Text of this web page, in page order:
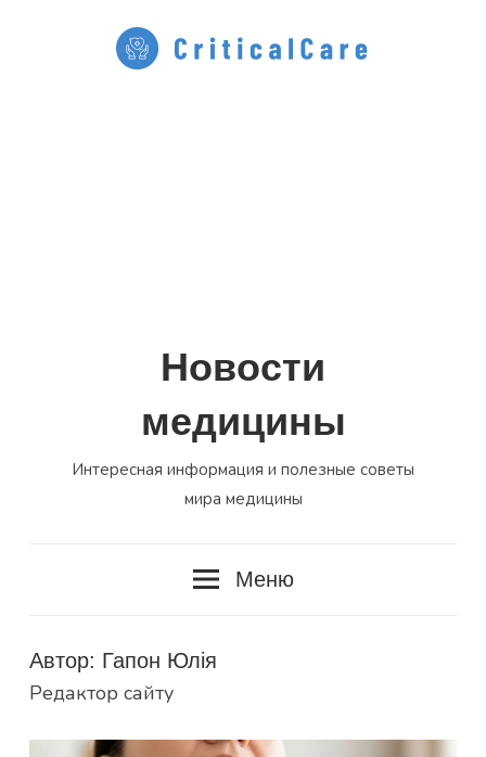
Новости
медицины
Интересная информация и полезные советы
мира медицины
Меню
Автор: Гапон Юлія
Редактор сайту